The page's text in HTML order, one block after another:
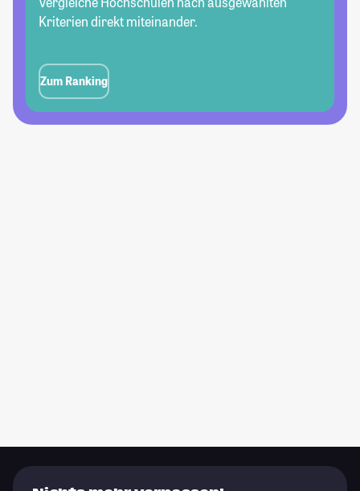
Kriterien direkt miteinander.
Zum Ranking